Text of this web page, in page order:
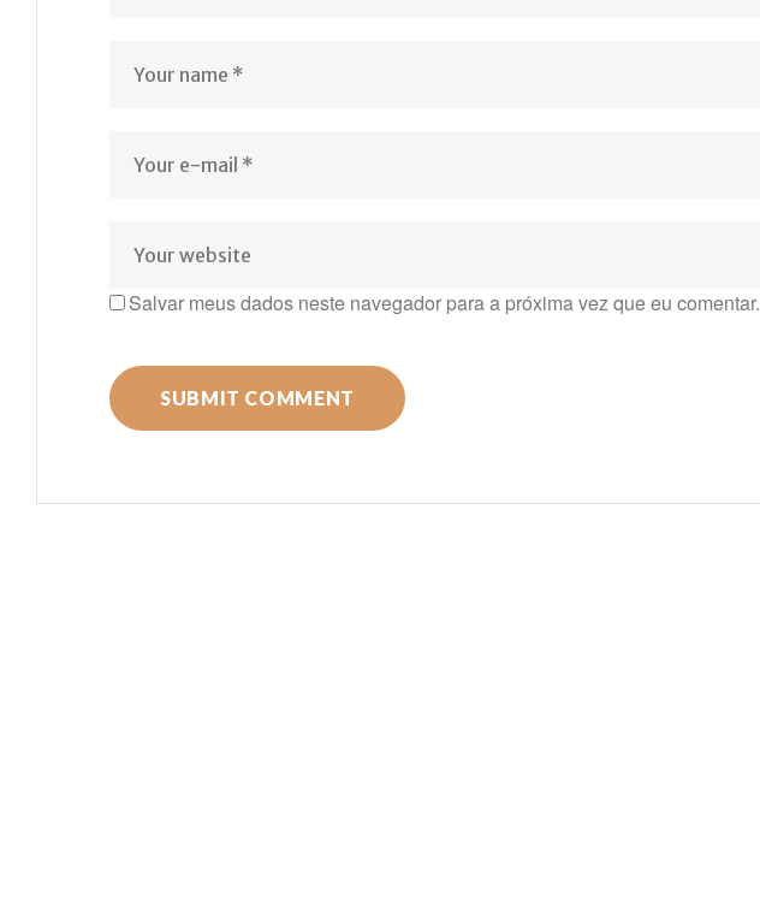
Salvar meus dados neste navegador para a próxima vez que eu comentar.